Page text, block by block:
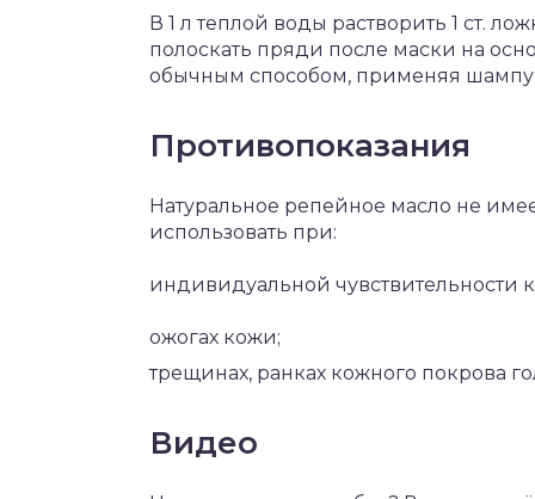
В 1 л теплой воды растворить 1 ст.
полоскать пряди после маски на
обычным способом, применяя
Противопоказания
Натуральное репейное масло не
использовать при:
индивидуальной чувствительности
ожогах кожи;
трещинах, ранках кожного покрова
Видео